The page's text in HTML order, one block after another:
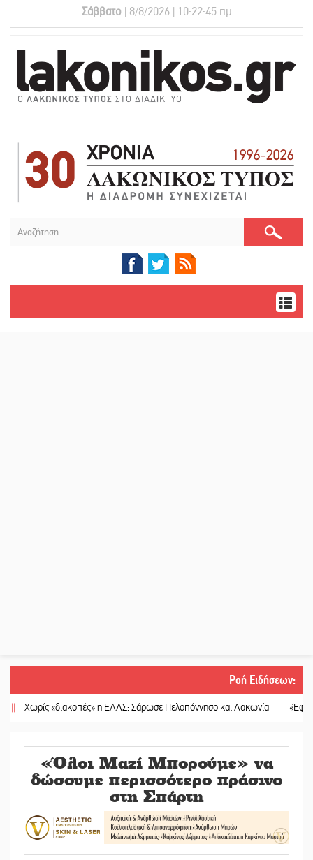
Σάββατο| 8/8/2026 | 10:22:46 πμ
Ροή Ειδήσεων:
«διακοπές» η ΕΛΑΣ: Σάρωσε Πελοπόννησο και Λακωνία || «Έφυγε»
«Όλοι Μαζί Μπορούμε» να
δώσουμε περισσότερο πράσινο
στη Σπάρτη